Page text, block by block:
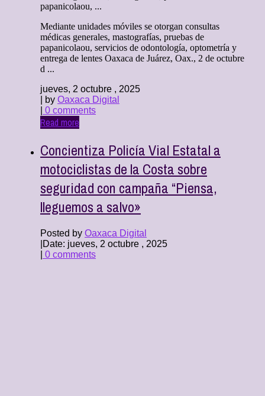
papanicolaou, ...
Mediante unidades móviles se otorgan consultas
médicas generales, mastografías, pruebas de
papanicolaou, servicios de odontología, optometría y
entrega de lentes Oaxaca de Juárez, Oax., 2 de octubre
d ...
jueves, 2 octubre , 2025
| by Oaxaca Digital
0 comments
Read more
Concientiza Policía Vial Estatal a
motociclistas de la Costa sobre
seguridad con campaña “Piensa,
lleguemos a salvo»
Posted by Oaxaca Digital
Date: jueves, 2 octubre , 2025
0 comments